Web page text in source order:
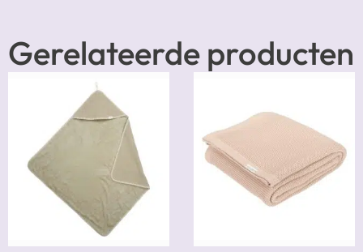
Gerelateerde producten